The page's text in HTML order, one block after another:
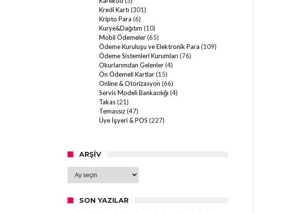
Kredi Kartı (301)
Kripto Para (6)
Kurye&Dağıtım (10)
Mobil Ödemeler(65)
Ödeme Kuruluşu ve Elektronik Para (109)
Ödeme Sistemleri Kurumları (76)
Okurlarımdan Gelenler(4)
Ön Ödemeli Kartlar(15)
Online & Otorizasyon (66)
Servis Modeli Bankacılığı (4)
Takas(21)
Temassız(47)
Üye İşyeri & POS (227)
ARŞIV
SON YAZILAR